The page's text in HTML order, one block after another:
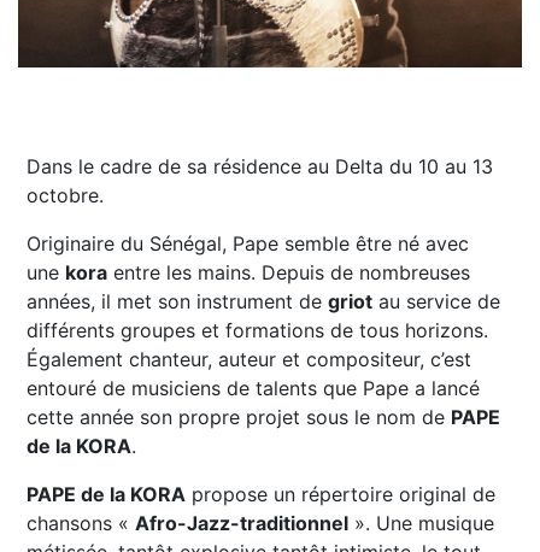
Dans le cadre de sa résidence au Delta du 10 au 13
octobre.
Originaire du Sénégal, Pape semble être né avec
une kora entre les mains. Depuis de nombreuses
années, il met son instrument degriot au service de
différents groupes et formations de tous horizons.
Également chanteur, auteur et compositeur, c’est
entouré de musiciens de talents que Pape a lancé
cette année son propre projet sous le nom de PAPE
de la KORA.
PAPE de la KORA propose un répertoire original de
chansons «Afro-Jazz-traditionnel ». Une musique